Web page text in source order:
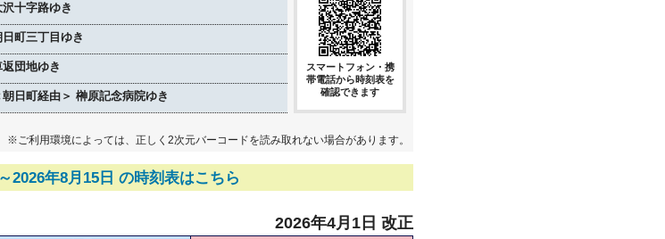
沢十字路ゆき
日町三丁目ゆき
返団地ゆき
朝日町経由＞ 榊原記念病院ゆき
スマートフォン・携
帯電話から時刻表を
確認できます
※ご利用環境によっては、正しく2次元バーコードを読み取れない場合があります。
2026年8月15日 の時刻表はこちら
2026年4月1日 改正